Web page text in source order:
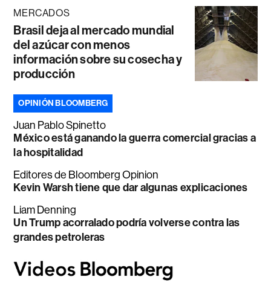
MERCADOS
Brasil deja al mercado mundial
del azúcar con menos
información sobre su cosecha y
producción
OPINIÓN BLOOMBERG
Juan Pablo Spinetto
México está ganando la guerra comercial gracias a
la hospitalidad
Editores de Bloomberg Opinion
Kevin Warsh tiene que dar algunas explicaciones
Liam Denning
Un Trump acorralado podría volverse contra las
grandes petroleras